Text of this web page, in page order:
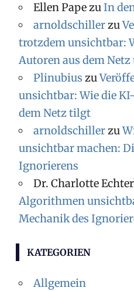
Ellen PapezuIn
arnoldschillerzu
trotzdem unsichtbar:
Autoren aus dem
Plinubius zu
unsichtbar: Wie die
dem Netz tilgt
arnoldschillerzu
unsichtbar machen:
Ignorierens
Dr. Charlotte
Algorithmen
Mechanik des
KATEGORIEN
Allgemein